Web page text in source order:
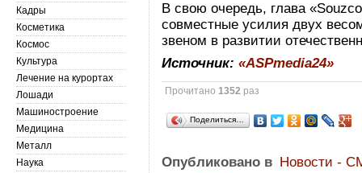
В свою очередь, глава
совместные усилия двух
звеном в развитии
Источник:«ASPmedia24»
Прочитано1352 раз
Поделиться…
Опубликовано в Новости -
Кадры
Косметика
Космос
Культура
Лечение на курортах
Лошади
Машиностроение
Медицина
Металл
Наука